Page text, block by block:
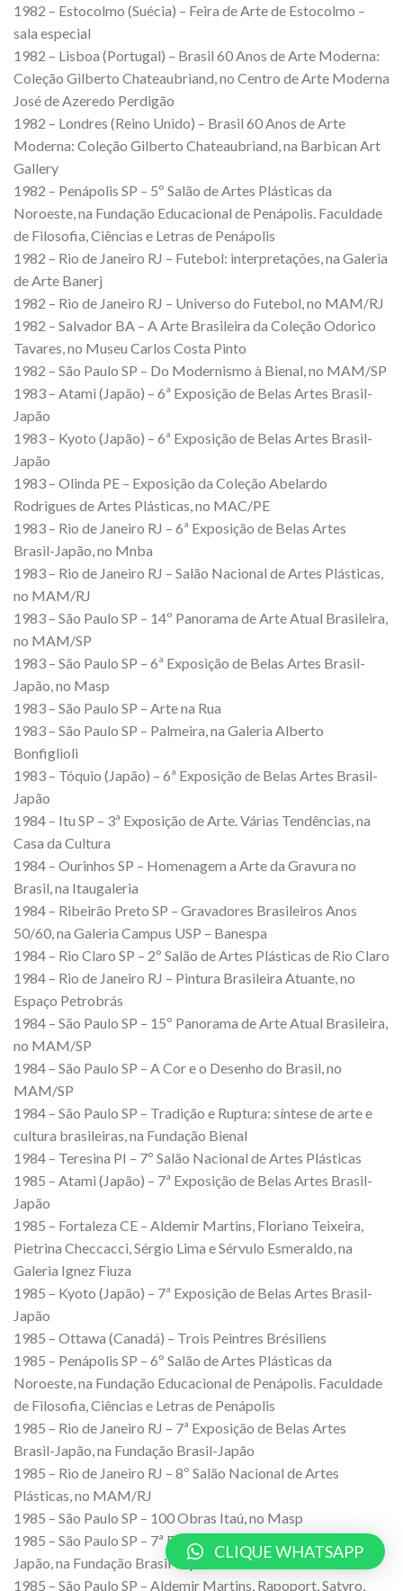
1982 – Estocolmo (Suécia) – Feira de Arte de Estocolmo –
sala especial
1982 – Lisboa (Portugal) – Brasil 60 Anos de Arte Moderna:
Coleção Gilberto Chateaubriand, no Centro de Arte Moderna
José de Azeredo Perdigão
1982 – Londres (Reino Unido) – Brasil 60 Anos de Arte
Moderna: Coleção Gilberto Chateaubriand, na Barbican Art
Gallery
1982 – Penápolis SP – 5º Salão de Artes Plásticas da
Noroeste, na Fundação Educacional de Penápolis. Faculdade
de Filosofia, Ciências e Letras de Penápolis
1982 – Rio de Janeiro RJ – Futebol: interpretações, na Galeria
de Arte Banerj
1982 – Rio de Janeiro RJ – Universo do Futebol, no MAM/RJ
1982 – Salvador BA – A Arte Brasileira da Coleção Odorico
Tavares, no Museu Carlos Costa Pinto
1982 – São Paulo SP – Do Modernismo à Bienal, no MAM/SP
1983 – Atami (Japão) – 6ª Exposição de Belas Artes Brasil-
Japão
1983 – Kyoto (Japão) – 6ª Exposição de Belas Artes Brasil-
Japão
1983 – Olinda PE – Exposição da Coleção Abelardo
Rodrigues de Artes Plásticas, no MAC/PE
1983 – Rio de Janeiro RJ – 6ª Exposição de Belas Artes
Brasil-Japão, no Mnba
1983 – Rio de Janeiro RJ – Salão Nacional de Artes Plásticas,
no MAM/RJ
1983 – São Paulo SP – 14º Panorama de Arte Atual Brasileira,
no MAM/SP
1983 – São Paulo SP – 6ª Exposição de Belas Artes Brasil-
Japão, no Masp
1983 – São Paulo SP – Arte na Rua
1983 – São Paulo SP – Palmeira, na Galeria Alberto
Bonfiglioli
1983 – Tóquio (Japão) – 6ª Exposição de Belas Artes Brasil-
Japão
1984 – Itu SP – 3ª Exposição de Arte. Várias Tendências, na
Casa da Cultura
1984 – Ourinhos SP – Homenagem a Arte da Gravura no
Brasil, na Itaugaleria
1984 – Ribeirão Preto SP – Gravadores Brasileiros Anos
50/60, na Galeria Campus USP – Banespa
1984 – Rio Claro SP – 2º Salão de Artes Plásticas de Rio Claro
1984 – Rio de Janeiro RJ – Pintura Brasileira Atuante, no
Espaço Petrobrás
1984 – São Paulo SP – 15º Panorama de Arte Atual Brasileira,
no MAM/SP
1984 – São Paulo SP – A Cor e o Desenho do Brasil, no
MAM/SP
1984 – São Paulo SP – Tradição e Ruptura: síntese de arte e
cultura brasileiras, na Fundação Bienal
1984 – Teresina PI – 7º Salão Nacional de Artes Plásticas
1985 – Atami (Japão) – 7ª Exposição de Belas Artes Brasil-
Japão
1985 – Fortaleza CE – Aldemir Martins, Floriano Teixeira,
Pietrina Checcacci, Sérgio Lima e Sérvulo Esmeraldo, na
Galeria Ignez Fiuza
1985 – Kyoto (Japão) – 7ª Exposição de Belas Artes Brasil-
Japão
1985 – Ottawa (Canadá) – Trois Peintres Brésiliens
1985 – Penápolis SP – 6º Salão de Artes Plásticas da
Noroeste, na Fundação Educacional de Penápolis. Faculdade
de Filosofia, Ciências e Letras de Penápolis
1985 – Rio de Janeiro RJ – 7ª Exposição de Belas Artes
Brasil-Japão, na Fundação Brasil-Japão
1985 – Rio de Janeiro RJ – 8º Salão Nacional de Artes
Plásticas, no MAM/RJ
1985 – São Paulo SP – 100 Obras Itaú, no Masp
1985 – São Paulo SP – 7ª Exposição de Belas Artes Brasil-
Japão, na Fundação Brasil-Japão
1985 – São Paulo SP – Aldemir Martins, Rapoport, Satyro,
CLIQUE WHATSAPP